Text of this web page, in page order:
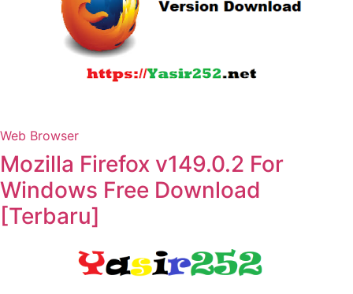
Web Browser
Mozilla Firefox v149.0.2 For
Windows Free Download
[Terbaru]